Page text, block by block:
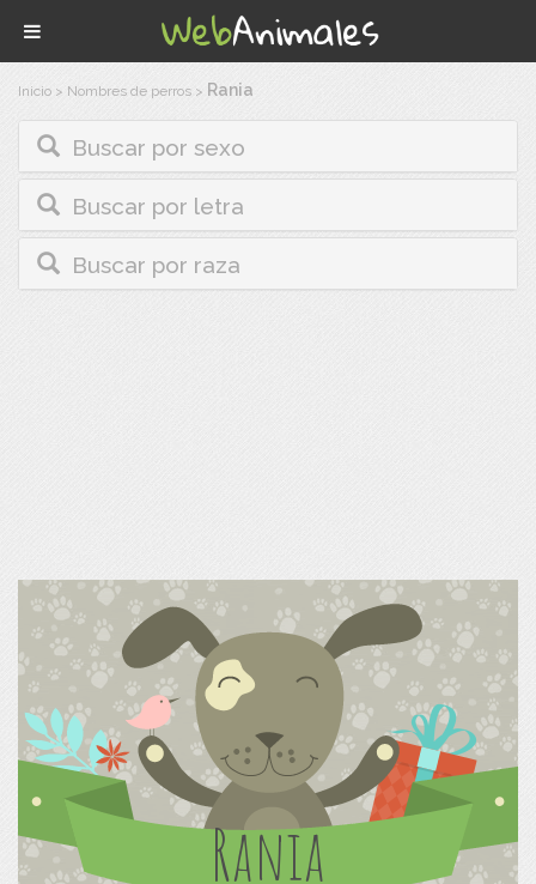
Inicio > Nombres de perros > Rania
Buscar por sexo
Buscar por letra
Buscar por raza
Rania